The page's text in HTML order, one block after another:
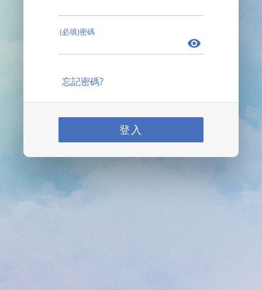
(必填)密碼
忘記密碼?
登入